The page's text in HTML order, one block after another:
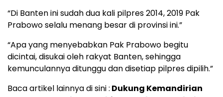
“Di Banten ini sudah dua kali pilpres 2014, 2019 Pak
Prabowo selalu menang besar di provinsi ini.”
“Apa yang menyebabkan Pak Prabowo begitu
dicintai, disukai oleh rakyat Banten, sehingga
kemunculannya ditunggu dan disetiap pilpres dipilih.”
Baca artikel lainnya di sini : Dukung Kemandirian